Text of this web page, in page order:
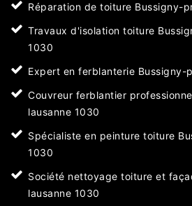
Réparation de toiture Bussigny-
Travaux d'isolation toiture
1030
Expert en ferblanterie Bussigny-
Couvreur ferblantier
lausanne 1030
Spécialiste en peinture toiture
1030
Société nettoyage toiture et
lausanne 1030